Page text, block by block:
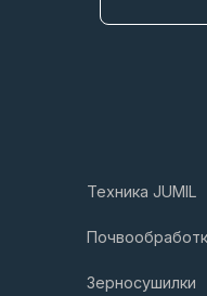
Техника JUMIL
Зерносушилки